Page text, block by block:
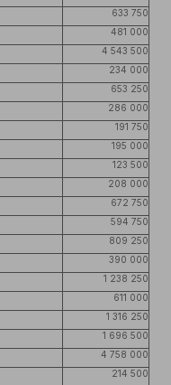
633 750
481 000
4 543 500
234 000
653 250
286 000
191 750
195 000
123 500
208 000
672 750
594 750
809 250
390 000
1 238 250
611 000
1 316 250
1 696 500
4 758 000
214 500